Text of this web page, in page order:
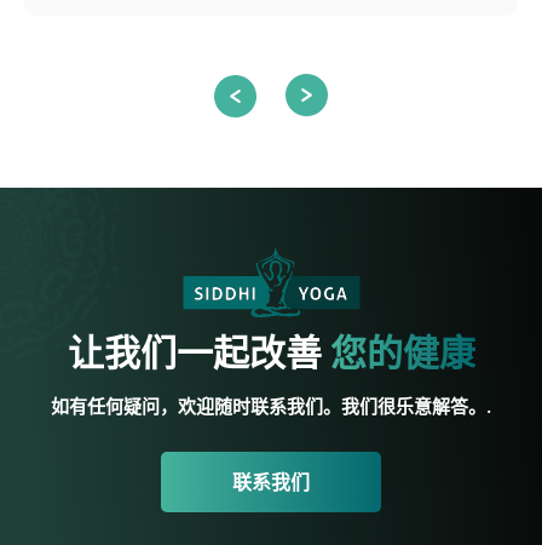
让我们一起改善 您的健康
如有任何疑问，欢迎随时联系我们。我们很乐意解答。.
联系我们